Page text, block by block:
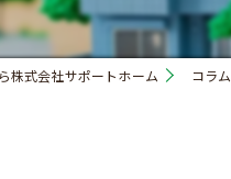
株式会社サポートホーム コラム